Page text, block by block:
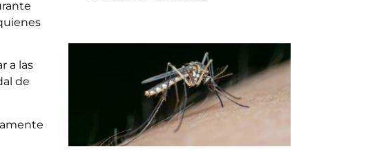
a las
de